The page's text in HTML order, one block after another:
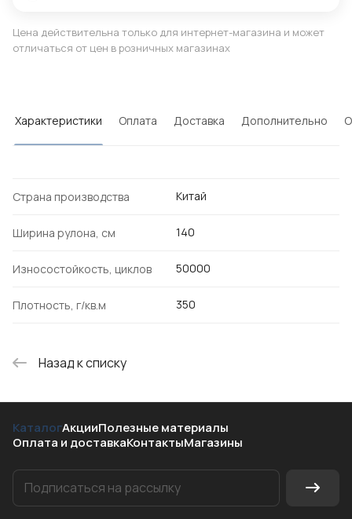
Цена действительна только для интернет-магазина и может
отличаться от цен в розничных магазинах
Характеристики Оплата Доставка Дополнительно
Страна производства Китай
Ширина рулона, см 140
Износостойкость, циклов 50000
Плотность, г/кв.м 350
Назад к списку
КаталогАкцииПолезные материалы
Оплата и доставкаКонтактыМагазины